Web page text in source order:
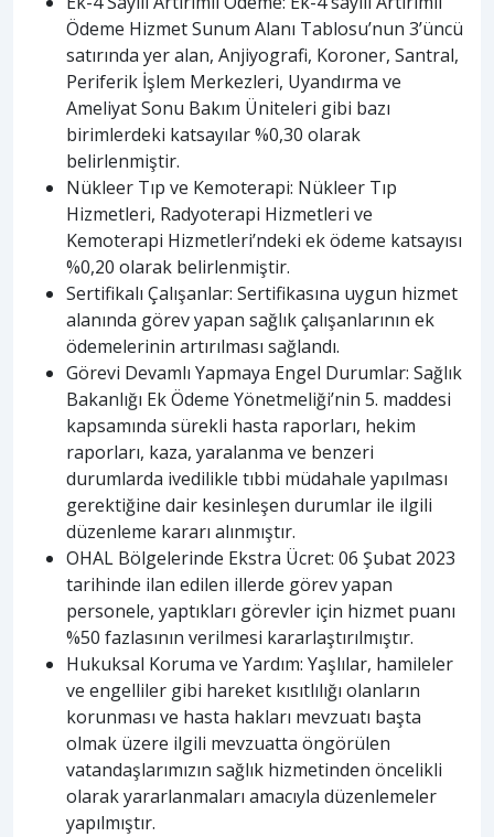
Ödeme Hizmet Sunum Alanı Tablosu’nun 3’üncü
satırında yer alan, Anjiyografi, Koroner, Santral,
Periferik İşlem Merkezleri, Uyandırma ve
Ameliyat Sonu Bakım Üniteleri gibi bazı
birimlerdeki katsayılar %0,30 olarak
belirlenmiştir.
Nükleer Tıp ve Kemoterapi: Nükleer Tıp
Hizmetleri, Radyoterapi Hizmetleri ve
Kemoterapi Hizmetleri’ndeki ek ödeme katsayısı
%0,20 olarak belirlenmiştir.
Sertifikalı Çalışanlar: Sertifikasına uygun hizmet
alanında görev yapan sağlık çalışanlarının ek
ödemelerinin artırılması sağlandı.
Görevi Devamlı Yapmaya Engel Durumlar: Sağlık
Bakanlığı Ek Ödeme Yönetmeliği’nin 5. maddesi
kapsamında sürekli hasta raporları, hekim
raporları, kaza, yaralanma ve benzeri
durumlarda ivedilikle tıbbi müdahale yapılması
gerektiğine dair kesinleşen durumlar ile ilgili
düzenleme kararı alınmıştır.
OHAL Bölgelerinde Ekstra Ücret: 06 Şubat 2023
tarihinde ilan edilen illerde görev yapan
personele, yaptıkları görevler için hizmet puanı
%50 fazlasının verilmesi kararlaştırılmıştır.
Hukuksal Koruma ve Yardım: Yaşlılar, hamileler
ve engelliler gibi hareket kısıtlılığı olanların
korunması ve hasta hakları mevzuatı başta
olmak üzere ilgili mevzuatta öngörülen
vatandaşlarımızın sağlık hizmetinden öncelikli
olarak yararlanmaları amacıyla düzenlemeler
yapılmıştır.